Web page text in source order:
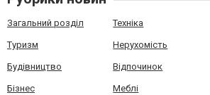
Загальний розділ Техніка
Туризм Нерухомість
Будівництво Відпочинок
Бізнес Меблі